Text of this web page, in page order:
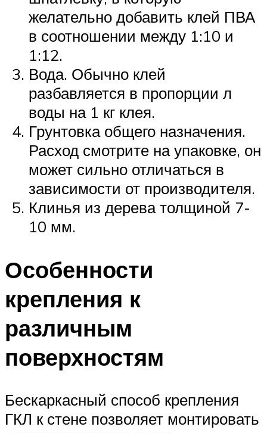
желательно добавить клей ПВА
в соотношении между 1:10 и
1:12.
Вода. Обычно клей
разбавляется в пропорции л
воды на 1 кг клея.
Грунтовка общего назначения.
Расход смотрите на упаковке, он
может сильно отличаться в
зависимости от производителя.
Клинья из дерева толщиной 7-
10 мм.
Особенности
крепления к
различным
поверхностям
Бескаркасный способ крепления
ГКЛ к стене позволяет монтировать